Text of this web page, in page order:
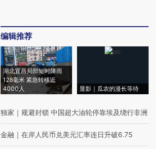
编辑推荐
湖北宜昌局部短时降雨
128毫米 紧急转移近
4000人
显影｜瓜农的漫长等待
独家 ｜ 规避封锁 中国超大油轮停靠埃及绕行非洲
金融 ｜ 在岸人民币兑美元汇率连日升破6.75